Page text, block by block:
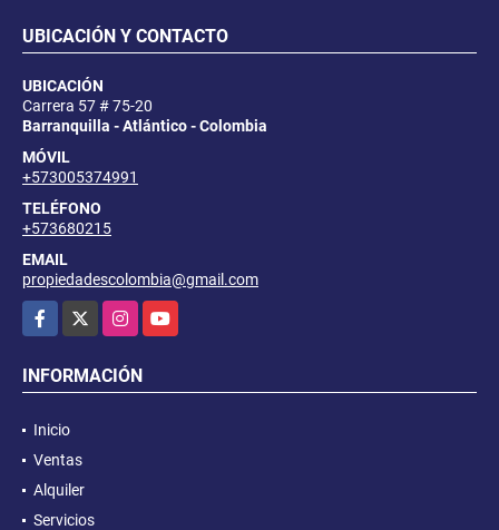
UBICACIÓN Y CONTACTO
UBICACIÓN
Carrera 57 # 75-20
Barranquilla - Atlántico - Colombia
MÓVIL
+573005374991
TELÉFONO
+573680215
EMAIL
propiedadescolombia@gmail.com
Facebook
InstagramYouTube
INFORMACIÓN
Inicio
Ventas
Alquiler
Servicios